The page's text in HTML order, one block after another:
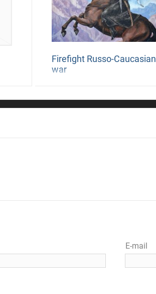
Firefight Russo-Caucasian
war
E-mail